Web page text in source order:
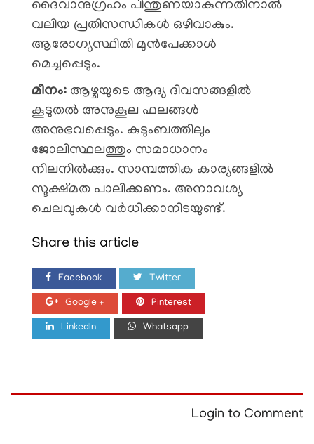
ദൈവാനുഗ്രഹം പിന്തുണയാകുന്നതിനാൽ
വലിയ പ്രതിസന്ധികൾ ഒഴിവാകും.
ആരോഗ്യസ്ഥിതി മുൻപേക്കാൾ
മെച്ചപ്പെടും.
മീനം: ആഴ്ചയുടെ ആദ്യ ദിവസങ്ങളിൽ
കൂടുതൽ അനുകൂല ഫലങ്ങൾ
അനുഭവപ്പെടും. കുടുംബത്തിലും
ജോലിസ്ഥലത്തും സമാധാനം
നിലനിൽക്കും. സാമ്പത്തിക കാര്യങ്ങളിൽ
സൂക്ഷ്മത പാലിക്കണം. അനാവശ്യ
ചെലവുകൾ വർധിക്കാനിടയുണ്ട്.
Share this article
Facebook Twitter
Google + Pinterest
LinkedIn Whatsapp
Login to Comment